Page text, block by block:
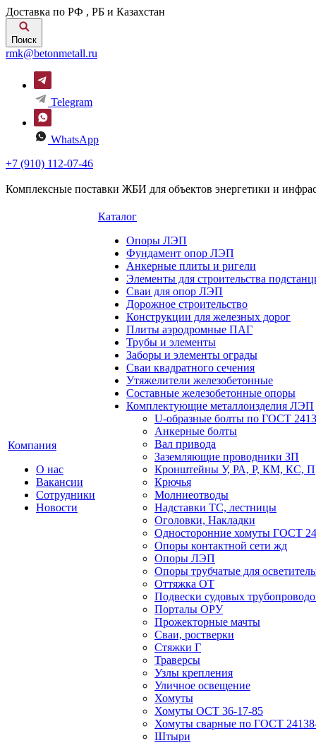
Доставка по РФ , РБ и Казахстан
Поиск
rmk@betonmetall.ru
Telegram
WhatsApp
+7 (910) 112-07-46
Комплексные поставки ЖБИ для объектов энергетики и
Компания
О нас
Вакансии
Сотрудники
Новости
Каталог
Опоры ЛЭП
Фундамент опор ЛЭП
Анкерные плиты и ригели
Элементы для строительства
Сваи для опор ЛЭП
Дорожное строительство
Конструкции для железных дорог
Плиты аэродромные ПАГ
Трубы и элементы
Заборы и элементы ограды
Сваи квадратного сечения
Утяжелители железобетонные
Составные железобетонные опоры
Комплектующие металлоизделия ЛЭП
U-образные болты по ГОСТ
Анкерные болты
Вал привода
Заземляющие проводники ЗП
Кронштейны У, РА, Р, КМ, КС, П
Крючья
Молниеотводы
Надставки ТС, лестницы
Оголовки, Накладки
Односторонние хомуты ГОСТ
Опоры контактной сети жд
Опоры ЛЭП
Опоры трубчатые для
Оттяжка ОТ
Подвески судовых
Порталы ОРУ
Прожекторные мачты
Сваи, ростверки
Стяжки Г
Траверсы
Узлы крепления
Уличное освещение
Хомуты
Хомуты ОСТ 36-17-85
Хомуты сварные по ГОСТ
Штыри